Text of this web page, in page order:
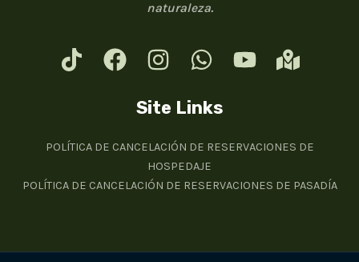
naturaleza.
Site Links
POLÍTICA DE CANCELACIÓN DE RESERVACIONES DE
HOSPEDAJE
POLÍTICA DE CANCELACIÓN DE RESERVACIONES DE PASADÍA